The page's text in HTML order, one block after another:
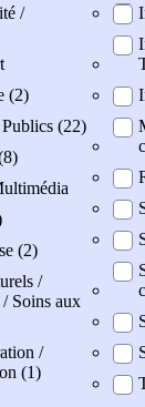
/
(2)
(22)
(2)
/
Soins aux
/
(1)